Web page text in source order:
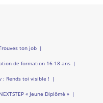
ton job
de formation 16-18 ans
: Rends toi visible !
NEXTSTEP « Jeune Diplômé »